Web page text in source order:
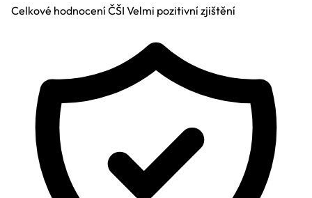
Celkové hodnocení ČŠI Velmi pozitivní zjištění